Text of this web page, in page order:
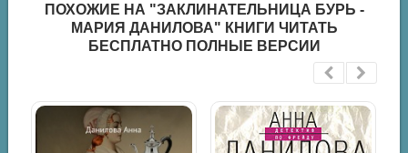
ПОХОЖИЕ НА "ЗАКЛИНАТЕЛЬНИЦА БУРЬ -
МАРИЯ ДАНИЛОВА" КНИГИ ЧИТАТЬ
БЕСПЛАТНО ПОЛНЫЕ ВЕРСИИ